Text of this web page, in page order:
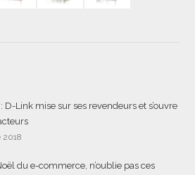
D-Link mise sur ses revendeurs et s’ouvre
2018
du e-commerce, n’oublie pas ces